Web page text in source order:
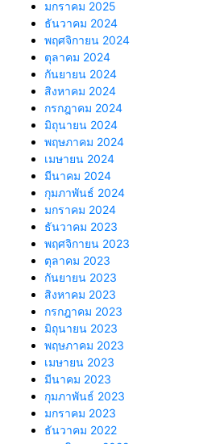
มกราคม 2025
ธันวาคม 2024
พฤศจิกายน 2024
ตุลาคม 2024
กันยายน 2024
สิงหาคม 2024
กรกฎาคม 2024
มิถุนายน 2024
พฤษภาคม 2024
เมษายน 2024
มีนาคม 2024
กุมภาพันธ์ 2024
มกราคม 2024
ธันวาคม 2023
พฤศจิกายน 2023
ตุลาคม 2023
กันยายน 2023
สิงหาคม 2023
กรกฎาคม 2023
มิถุนายน 2023
พฤษภาคม 2023
เมษายน 2023
มีนาคม 2023
กุมภาพันธ์ 2023
มกราคม 2023
ธันวาคม 2022